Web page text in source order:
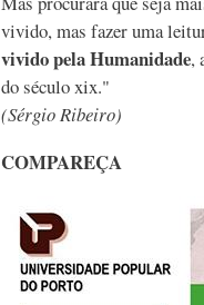
vivido, mas fazer uma
vivido pela Humanidade,
do século xix."
(Sérgio Ribeiro)
COMPAREÇA